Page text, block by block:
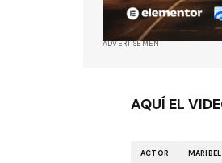
ADVERTISEMENT
AQUÍ EL
ACTOR